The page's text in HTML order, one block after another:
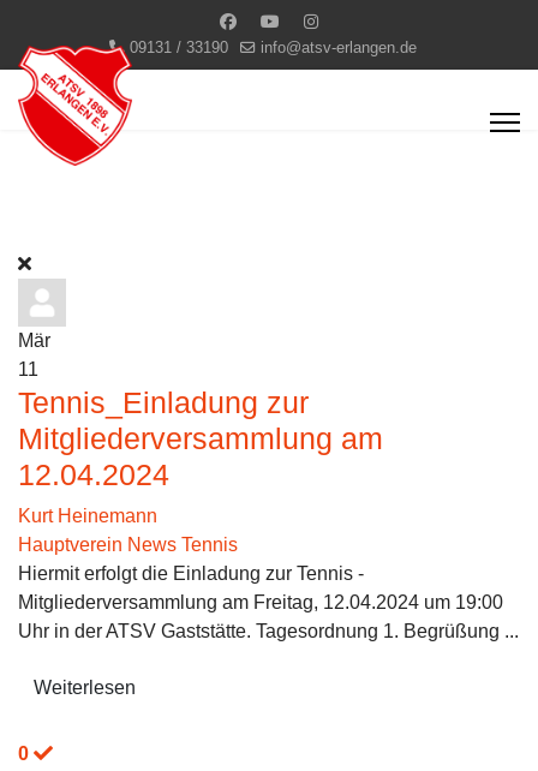
09131 / 33190 info@atsv-erlangen.de
Mär
11
Tennis_Einladung zur
Mitgliederversammlung am
12.04.2024
Kurt Heinemann
Hauptverein News Tennis
Hiermit erfolgt die Einladung zur Tennis -
Mitgliederversammlung am Freitag, 12.04.2024 um 19:00
Uhr in der ATSV Gaststätte. Tagesordnung 1. Begrüßung ...
Weiterlesen
0